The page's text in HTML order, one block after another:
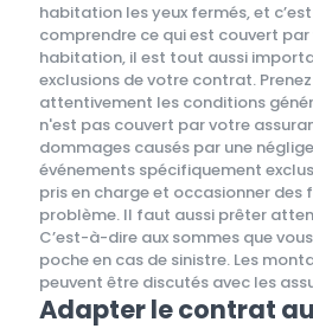
habitation les yeux fermés, et
comprendre ce qui est couvert
habitation, il est tout aussi
exclusions de votre contrat.
attentivement les conditions
n'est pas couvert par votre
dommages causés par une
événements spécifiquement
pris en charge et occasionner des
problème. Il faut aussi prêter
C’est-à-dire aux sommes que
poche en cas de sinistre. Les
peuvent être discutés avec les
Adapter le contrat